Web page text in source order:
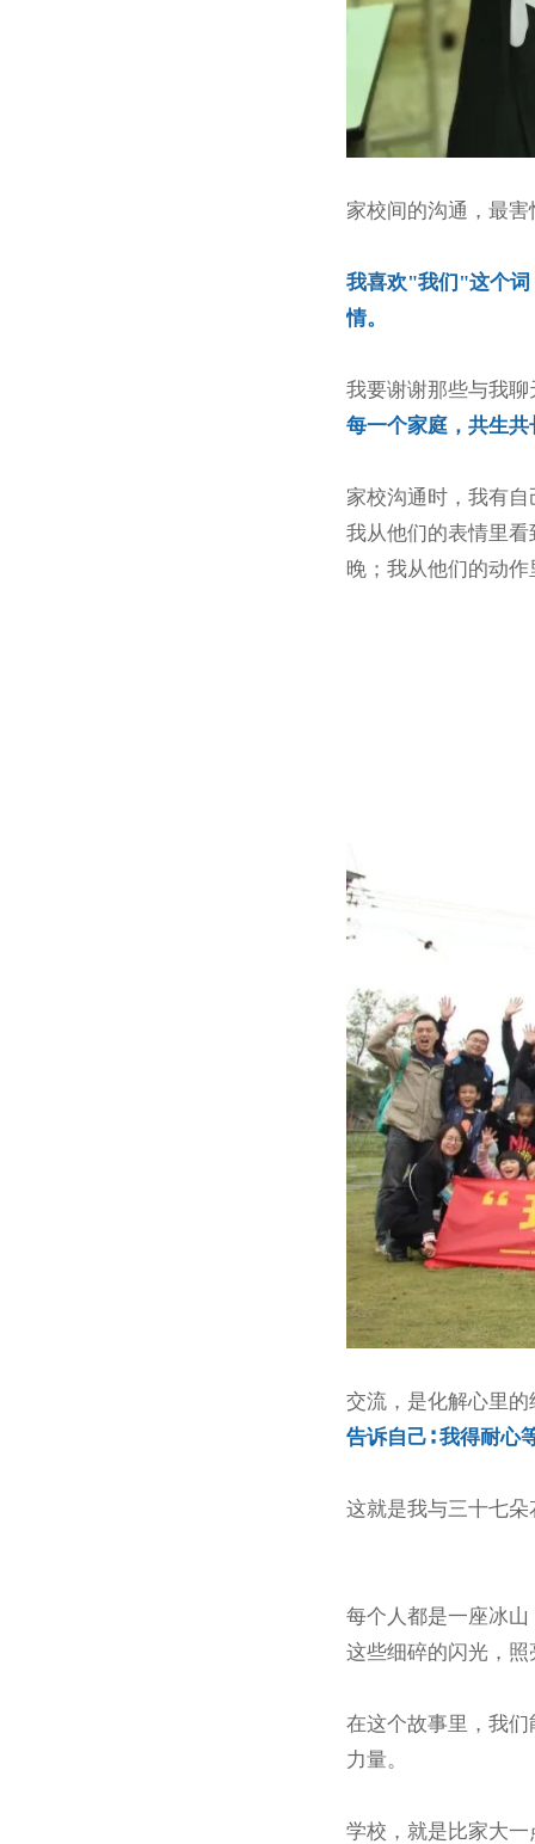
家校间的沟通，最
我喜欢"我们"这个词
情。
我要谢谢那些与我
每一个家庭，共生共
家校沟通时，我有
我从他们的表情里
晚；我从他们的动
交流，是化解心里
告诉自己∶ 我得耐心
这就是我与三十七
每个人都是一座冰
这些细碎的闪光，
在这个故事里，我
力量。
学校，就是比家大